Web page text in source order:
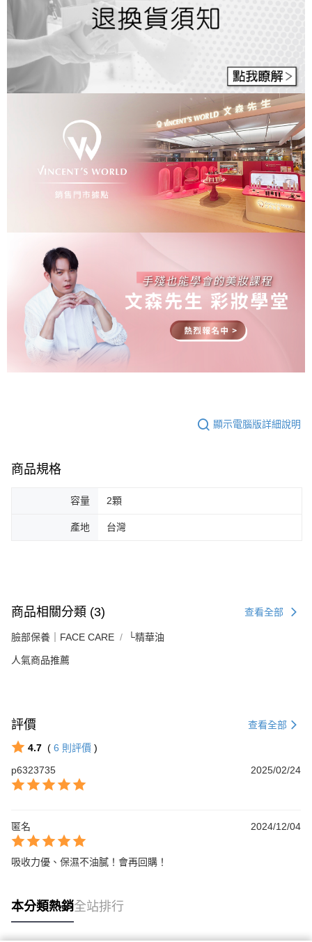
顯示電腦版詳細說明
商品規格
容量 2顆
產地 台灣
商品相關分類 (3) 查看全部
臉部保養｜FACE CARE └精華油
人氣商品推薦
評價 查看全部
4.7 ( 6 則評價 )
p6323735
2025/02/24
匿名 2024/12/04
吸收力優、保濕不油膩！會再回購！
本分類熱銷全站排行